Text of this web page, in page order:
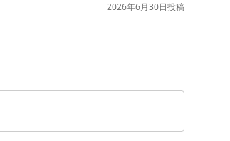
2026年6月30日投稿